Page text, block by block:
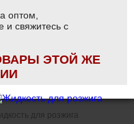
оптом,
и свяжитесь с
ЭТОЙ ЖЕ
для розжига